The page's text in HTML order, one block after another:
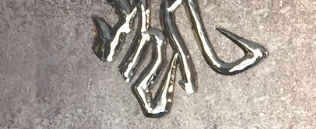
李先生
188****1365
上海
10分钟前